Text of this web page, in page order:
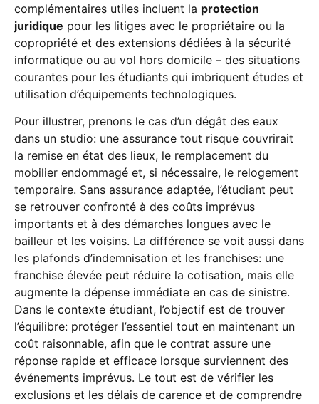
complémentaires utiles incluent la protection
juridique pour les litiges avec le propriétaire ou la
copropriété et des extensions dédiées à la sécurité
informatique ou au vol hors domicile – des situations
courantes pour les étudiants qui imbriquent études et
utilisation d’équipements technologiques.
Pour illustrer, prenons le cas d’un dégât des eaux
dans un studio: une assurance tout risque couvrirait
la remise en état des lieux, le remplacement du
mobilier endommagé et, si nécessaire, le relogement
temporaire. Sans assurance adaptée, l’étudiant peut
se retrouver confronté à des coûts imprévus
importants et à des démarches longues avec le
bailleur et les voisins. La différence se voit aussi dans
les plafonds d’indemnisation et les franchises: une
franchise élevée peut réduire la cotisation, mais elle
augmente la dépense immédiate en cas de sinistre.
Dans le contexte étudiant, l’objectif est de trouver
l’équilibre: protéger l’essentiel tout en maintenant un
coût raisonnable, afin que le contrat assure une
réponse rapide et efficace lorsque surviennent des
événements imprévus. Le tout est de vérifier les
exclusions et les délais de carence et de comprendre